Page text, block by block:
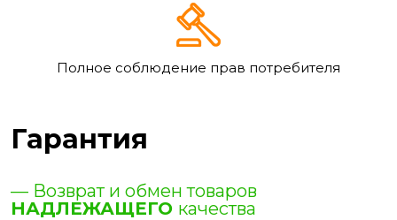
Полное соблюдение прав потребителя
Гарантия
— Возврат и обмен товаров
НАДЛЕЖАЩЕГО качества